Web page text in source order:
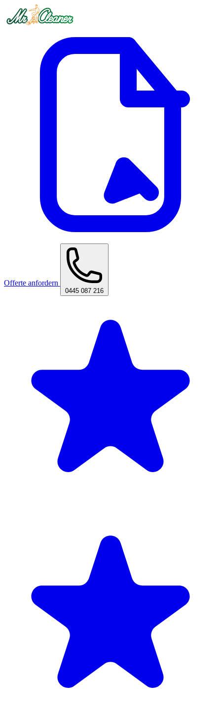
Offerte anfordern
0445 087 216